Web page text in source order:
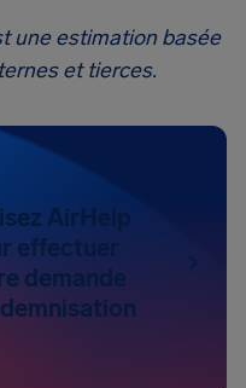
une estimation basée
et tierces.
AirHelp
effectuer
demande